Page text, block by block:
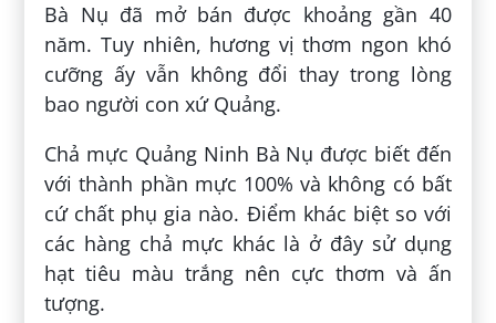
Bà Nụ đã mở bán được khoảng gần 40
năm. Tuy nhiên, hương vị thơm ngon khó
cưỡng ấy vẫn không đổi thay trong lòng
bao người con xứ Quảng.
Chả mực Quảng Ninh Bà Nụ được biết đến
với thành phần mực 100% và không có bất
cứ chất phụ gia nào. Điểm khác biệt so với
các hàng chả mực khác là ở đây sử dụng
hạt tiêu màu trắng nên cực thơm và ấn
tượng.